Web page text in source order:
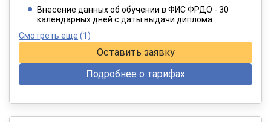
При оплате в рассрочку на 12 месяцев
Внесение данных об обучении в ФИС ФРДО - 30
календарных дней с даты выдачи диплома
Смотреть еще (1)
Оставить заявку
Подробнее о тарифах